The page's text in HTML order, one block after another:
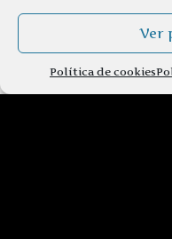
Ver
Política de cookies